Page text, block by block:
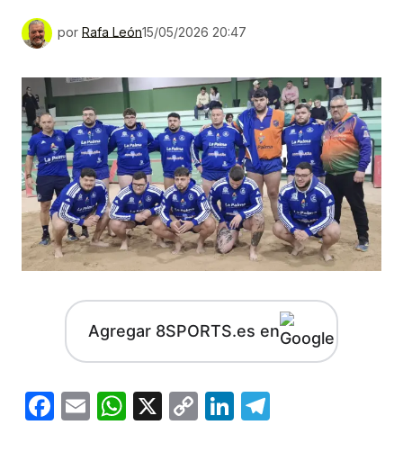
por Rafa León15/05/2026 20:47
Agregar 8SPORTS.es en
Facebook
EmailWhatsApp
X
CopyLinkedIn